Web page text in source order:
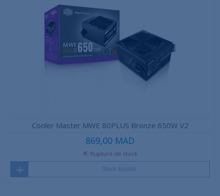
Cooler Master MWE 80PLUS Bronze 650W V2
869,00 MAD
Rupture de stock
Stock épuisé